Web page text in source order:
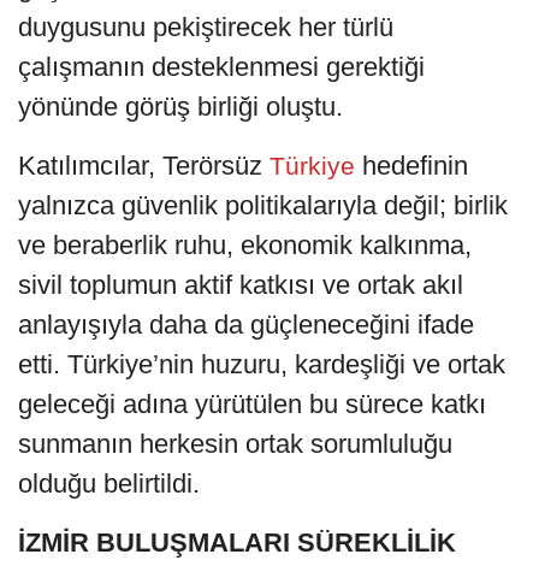
duygusunu pekiştirecek her türlü
çalışmanın desteklenmesi gerektiği
yönünde görüş birliği oluştu.
Katılımcılar, Terörsüz Türkiye hedefinin
yalnızca güvenlik politikalarıyla değil; birlik
ve beraberlik ruhu, ekonomik kalkınma,
sivil toplumun aktif katkısı ve ortak akıl
anlayışıyla daha da güçleneceğini ifade
etti. Türkiye’nin huzuru, kardeşliği ve ortak
geleceği adına yürütülen bu sürece katkı
sunmanın herkesin ortak sorumluluğu
olduğu belirtildi.
İZMİR BULUŞMALARI SÜREKLİLİK